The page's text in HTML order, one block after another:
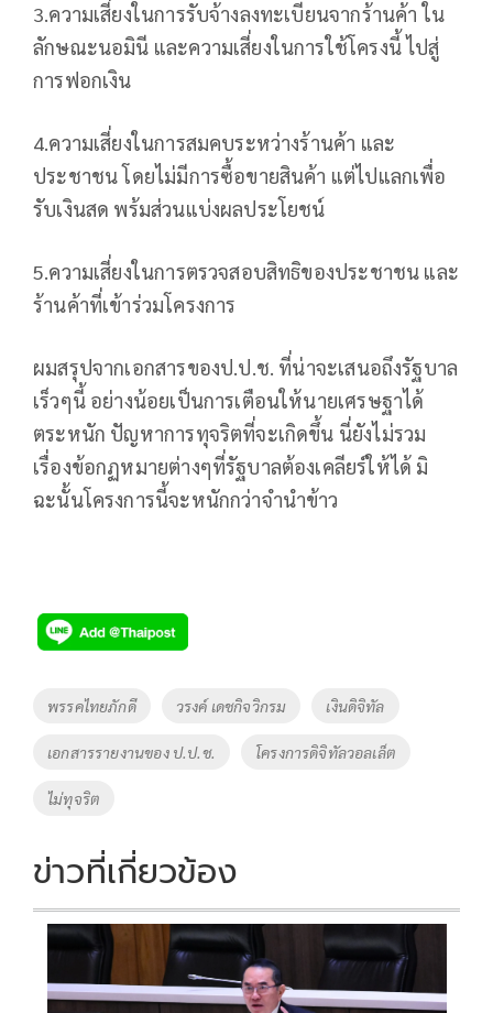
3.ความเสี่ยงในการรับจ้างลงทะเบียนจากร้านค้า ใน
ลักษณะนอมินี และความเสี่ยงในการใช้โครงนี้ ไปสู่
การฟอกเงิน
4.ความเสี่ยงในการสมคบระหว่างร้านค้า และ
ประชาชน โดยไม่มีการซื้อขายสินค้า แต่ไปแลกเพื่อ
รับเงินสด พร้มส่วนแบ่งผลประโยชน์
5.ความเสี่ยงในการตรวจสอบสิทธิของประชาชน และ
ร้านค้าที่เข้าร่วมโครงการ
ผมสรุปจากเอกสารของป.ป.ช. ที่น่าจะเสนอถึงรัฐบาล
เร็วๆนี้ อย่างน้อยเป็นการเตือนให้นายเศรษฐาได้
ตระหนัก ปัญหาการทุจริตที่จะเกิดขึ้น นี่ยังไม่รวม
เรื่องข้อกฏหมายต่างๆที่รัฐบาลต้องเคลียร์ให้ได้ มิ
ฉะนั้นโครงการนี้จะหนักกว่าจำนำข้าว
Tags
พรรคไทยภักดี วรงค์ เดชกิจวิกรม เงินดิจิทัล
เอกสารรายงานของ ป.ป.ช. โครงการดิจิทัลวอลเล็ต
ไม่ทุจริต
ข่าวที่เกี่ยวข้อง